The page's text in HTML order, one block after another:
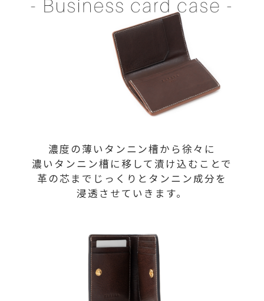
濃度の薄いタンニン槽から徐々に
濃いタンニン槽に移して漬け込むことで
革の芯までじっくりとタンニン成分を
浸透させていきます。